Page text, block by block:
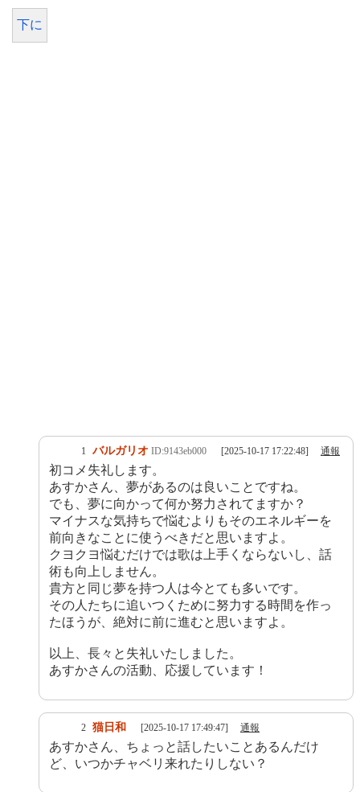
下に
1 バルガリオ ID:9143eb000 [2025-10-17 17:22:48] 通報
初コメ失礼します。
あすかさん、夢があるのは良いことですね。
でも、夢に向かって何か努力されてますか？
マイナスな気持ちで悩むよりもそのエネルギーを
前向きなことに使うべきだと思いますよ。
クヨクヨ悩むだけでは歌は上手くならないし、話
術も向上しません。
貴方と同じ夢を持つ人は今とても多いです。
その人たちに追いつくために努力する時間を作っ
たほうが、絶対に前に進むと思いますよ。
以上、長々と失礼いたしました。
あすかさんの活動、応援しています！
2 猫日和 [2025-10-17 17:49:47] 通報
あすかさん、ちょっと話したいことあるんだけ
ど、いつかチャベリ来れたりしない？